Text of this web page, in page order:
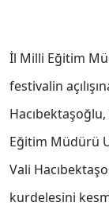
İl Milli Eğitim
festivalin
Eğitim Müdürü
Vali
kurdelesini